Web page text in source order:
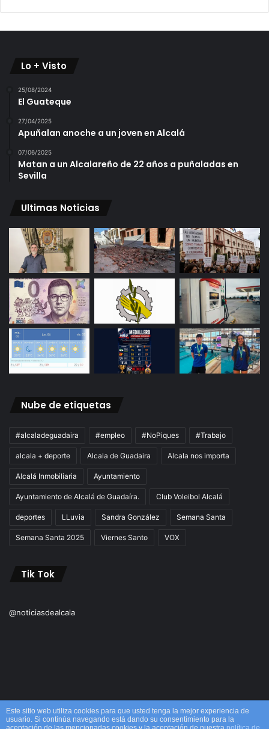
Lo + Visto
25/08/2024
El Guateque
27/04/2025
Apuñalan anoche a un joven en Alcalá
07/06/2025
Matan a un Alcalareño de 22 años a puñaladas en
Sevilla
Ultimas Noticias
Nube de etiquetas
#alcaladeguadaira #empleo #NoPiques #Trabajo
alcala + deporte Alcala de Guadaira Alcala nos importa
Alcalá Inmobiliaria Ayuntamiento
Ayuntamiento de Alcalá de Guadaíra. Club Voleibol Alcalá
deportes LLuvia Sandra González Semana Santa
Semana Santa 2025 Viernes Santo VOX
Tik Tok
@noticiasdealcala
Este sitio web utiliza cookies para que usted tenga la mejor experiencia de
usuario. Si continúa navegando está dando su consentimiento para la